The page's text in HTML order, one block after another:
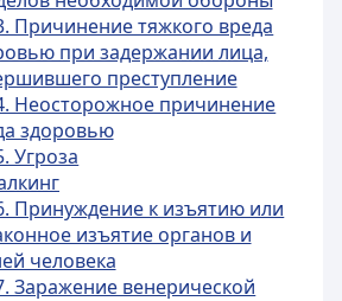
Причинение тяжкого вреда
при задержании лица,
преступление
Неосторожное причинение
здоровью
Угроза
Принуждение к изъятию или
изъятие органов и
человека
Заражение венерической